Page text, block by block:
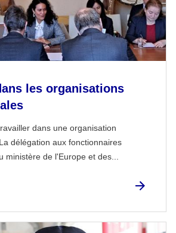
les organisations
dans une organisation
délégation aux fonctionnaires
ministère de l'Europe et des...